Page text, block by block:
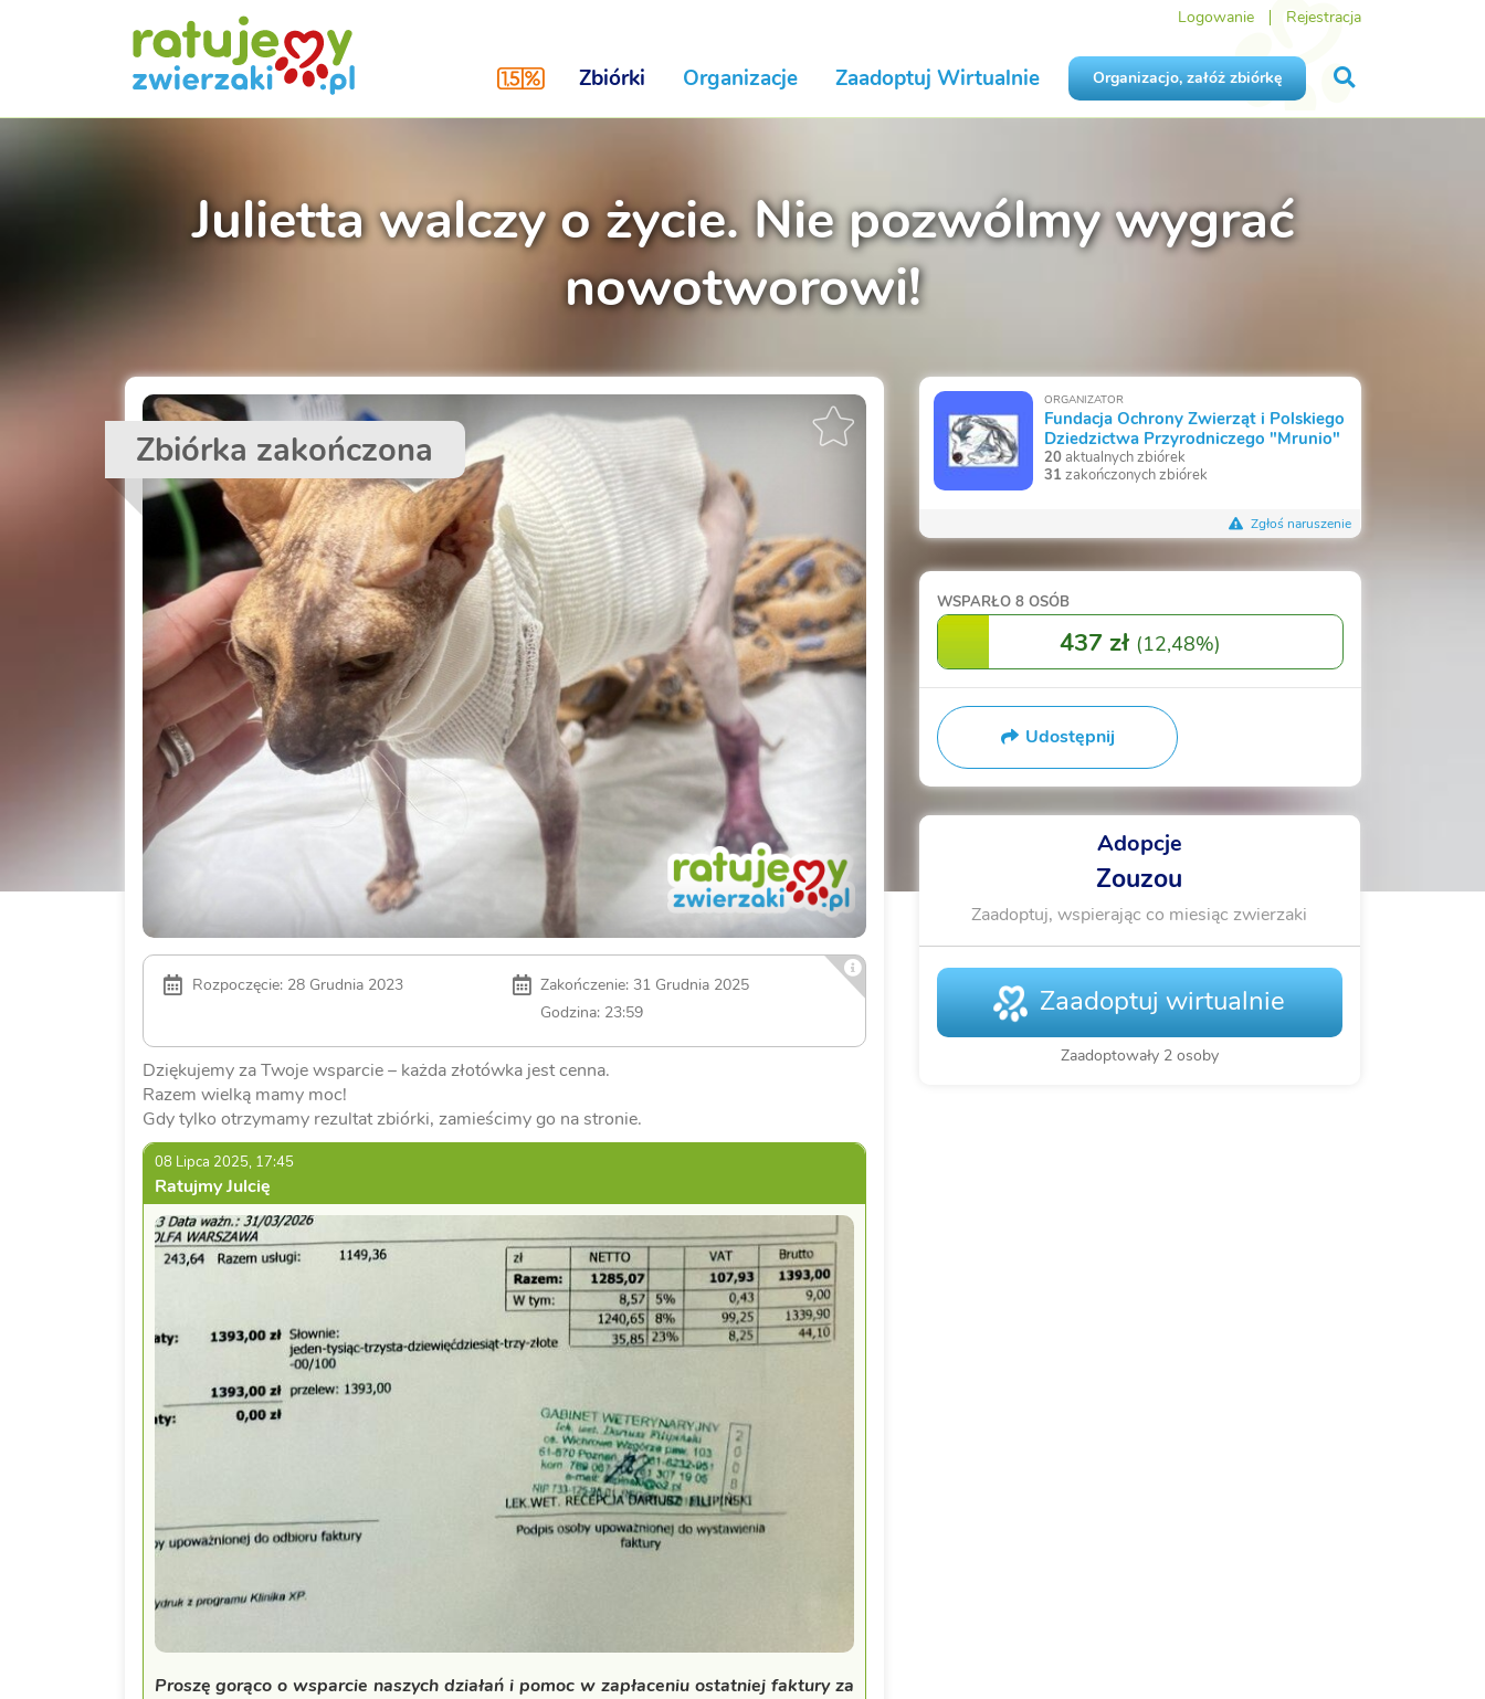
Logowanie Rejestracja
Zbiórki Organizacje Zaadoptuj Wirtualnie Organizacjo, załóż zbiórkę
Julietta walczy o życie. Nie pozwólmy wygrać
nowotworowi!
Zbiórka zakończona
Rozpoczęcie: 28 Grudnia 2023
Zakończenie: 31 Grudnia 2025
Godzina: 23:59
Dziękujemy za Twoje wsparcie – każda złotówka jest cenna.
Razem wielką mamy moc!
Gdy tylko otrzymamy rezultat zbiórki, zamieścimy go na stronie.
08 Lipca 2025, 17:45
Ratujmy Julcię
Proszę gorąco o wsparcie naszych działań i pomoc w zapłaceniu ostatniej faktury za
ORGANIZATOR
Fundacja Ochrony Zwierząt i Polskiego
Dziedzictwa Przyrodniczego "Mrunio"
20aktualnych zbiórek
31zakończonych zbiórek
Zgłoś naruszenie
WSPARŁO 8 OSÓB
437 zł (12,48%)
Udostępnij
Adopcje
Zouzou
Zaadoptuj, wspierając co miesiąc zwierzaki
Zaadoptuj wirtualnie
Zaadoptowały 2 osoby